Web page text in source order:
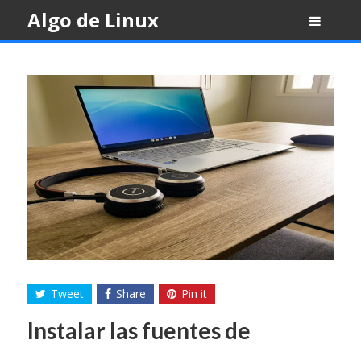
content
Algo de Linux
Tweet Share Pin it
Instalar las fuentes de